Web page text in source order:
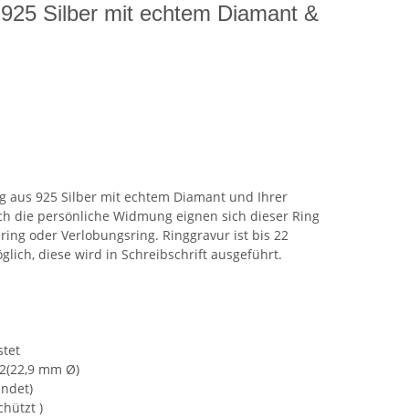
Silber mit echtem Diamant &
aus 925 Silber mit echtem Diamant und Ihrer
die persönliche Widmung eignen sich dieser Ring
oder Verlobungsring. Ringgravur ist bis 22
diese wird in Schreibschrift ausgeführt.
mm Ø)
)